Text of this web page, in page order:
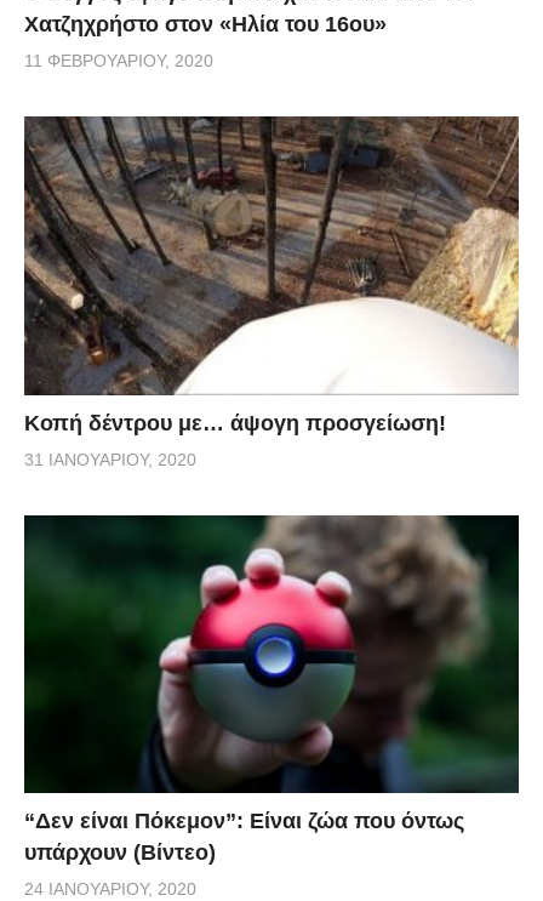
Χατζηχρήστο στον «Ηλία του 16ου»
11 ΦΕΒΡΟΥΑΡΊΟΥ, 2020
Κοπή δέντρου με… άψογη προσγείωση!
31 ΙΑΝΟΥΑΡΊΟΥ, 2020
“Δεν είναι Πόκεμον”: Είναι ζώα που όντως
υπάρχουν (Βίντεο)
24 ΙΑΝΟΥΑΡΊΟΥ, 2020